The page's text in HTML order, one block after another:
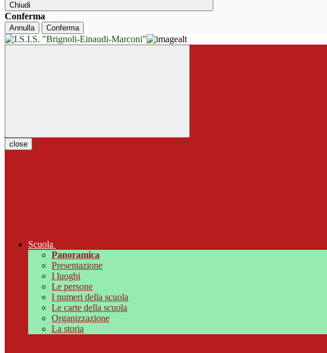
Chiudi
Conferma
Annulla Conferma
close
Scuola
Panoramica
Presentazione
I luoghi
Le persone
I numeri della scuola
Le carte della scuola
Organizzazione
La storia